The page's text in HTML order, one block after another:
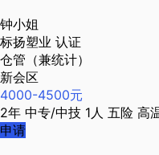
钟小姐
标扬塑业 认证
仓管（兼统计）
新会区
4000-4500元
2年 中专/中技 1人 五险 高
申请